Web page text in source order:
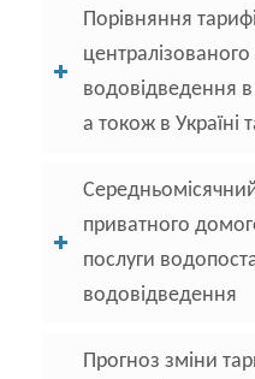
Порівняння
водовідведення в
а токож в Україні
приватного
послуги
водовідведення
Прогноз зміни